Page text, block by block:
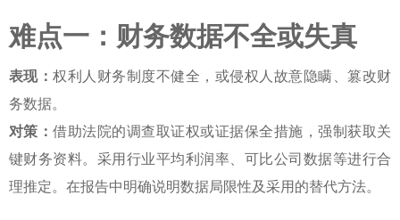
难点一：财务数据不全或失真
表现：权利人财务制度不健全，或侵权人故意隐瞒、篡改财
务数据。
对策：借助法院的调查取证权或证据保全措施，强制获取关
键财务资料。采用行业平均利润率、可比公司数据等进行合
理推定。在报告中明确说明数据局限性及采用的替代方法。